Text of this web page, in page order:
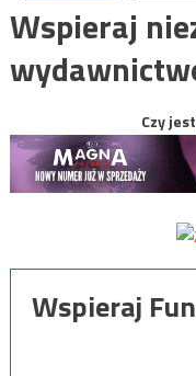
Wspieraj
Czy
Wspieraj